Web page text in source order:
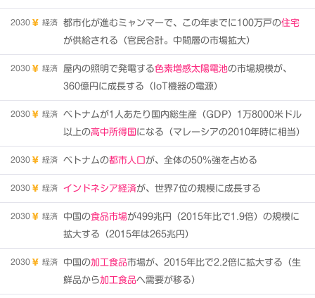
2030 経済 都市化が進むミャンマーで、この年までに100万戸の住宅
が供給される（官民合計。中間層の市場拡大）
2030 経済 屋内の照明で発電する色素増感太陽電池の市場規模が、
360億円に成長する（IoT機器の電源）
2030 経済
ベトナムが1人あたり国内総生産（GDP）1万8000米ドル
以上の高中所得国 になる（マレーシアの2010年時に相当）
2030 経済 ベトナムの都市人口が、全体の50％強を占める
2030 経済 インドネシア経済が、世界7位の規模に成長する
2030 経済 中国の食品市場が499兆円（2015年比で1.9倍）の規模に
拡大する（2015年は265兆円）
2030 経済 中国の加工食品市場が、2015年比で2.2倍に拡大する（生
鮮品から加工食品へ需要が移る）